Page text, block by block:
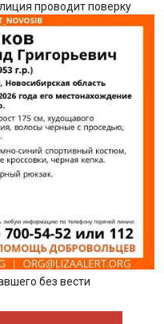
проводит поверку
без вести